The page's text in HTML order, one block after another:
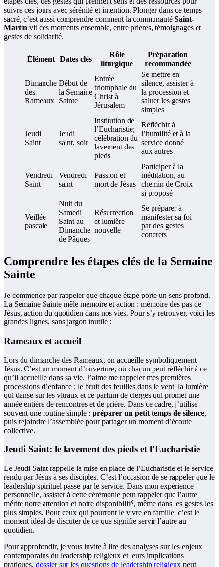
suivre ces jours avec sérénité et intention. Plonger dans ce temps
sacré, c’est aussi comprendre comment la communauté Saint-
Martin vit ces moments ensemble, entre prières, témoignages et
gestes de solidarité.
Élément Dates clés
Rôle
liturgique
Préparation
recommandée
Dimanche
des
Rameaux
Début de
la Semaine
Sainte
Entrée
triomphale du
Christ à
Jérusalem
Se mettre en
silence, assister à
la procession et
saluer les gestes
simples
Jeudi
Saint
Jeudi
saint, soir
Institution de
l’Eucharistie;
célébration du
lavement des
pieds
Réfléchir à
l’humilité et à la
service donné
aux autres
Vendredi
Saint
Vendredi
saint
Passion et
mort de Jésus
Participer à la
méditation, au
chemin de Croix
si proposé
Veillée
pascale
Nuit du
Samedi
Saint au
Dimanche
de Pâques
Résurrection
et lumière
nouvelle
Se préparer à
manifester sa foi
par des gestes
concrets
Comprendre les étapes clés de la Semaine
Sainte
Je commence par rappeler que chaque étape porte un sens profond.
La Semaine Sainte mêle mémoire et action : mémoire des pas de
Jésus, action du quotidien dans nos vies. Pour s’y retrouver, voici les
grandes lignes, sans jargon inutile :
Rameaux et accueil
Lors du dimanche des Rameaux, on accueille symboliquement
Jésus. C’est un moment d’ouverture, où chacun peut réfléchir à ce
qu’il accueille dans sa vie. J’aime me rappeler mes premières
processions d’enfance : le bruit des feuilles dans le vent, la lumière
qui danse sur les vitraux et ce parfum de cierges qui promet une
année entière de rencontres et de prière. Dans ce cadre, j’utilise
souvent une routine simple : préparer un petit temps de silence,
puis rejoindre l’assemblée pour partager un moment d’écoute
collective.
Jeudi Saint: le lavement des pieds et l’Eucharistie
Le Jeudi Saint rappelle la mise en place de l’Eucharistie et le service
rendu par Jésus à ses disciples. C’est l’occasion de se rappeler que le
leadership spirituel passe par le service. Dans mon expérience
personnelle, assister à cette cérémonie peut rappeler que l’autre
mérite notre attention et notre disponibilité, même dans les gestes les
plus simples. Pour ceux qui pourront le vivre en famille, c’est le
moment idéal de discuter de ce que signifie servir l’autre au
quotidien.
Pour approfondir, je vous invite à lire des analyses sur les enjeux
contemporains du leadership religieux et leurs implications
pratiques. dossier sur les questions de leadership religieux peut